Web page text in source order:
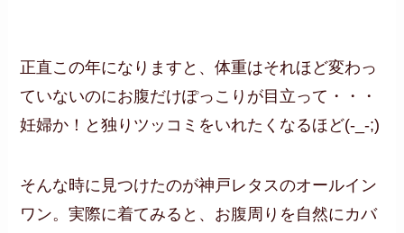
正直この年になりますと、体重はそれほど変わっ
ていないのにお腹だけぽっこりが目立って・・・
妊婦か！と独りツッコミをいれたくなるほど(-_-;)
そんな時に見つけたのが神戸レタスのオールイン
ワン。実際に着てみると、お腹周りを自然にカバ